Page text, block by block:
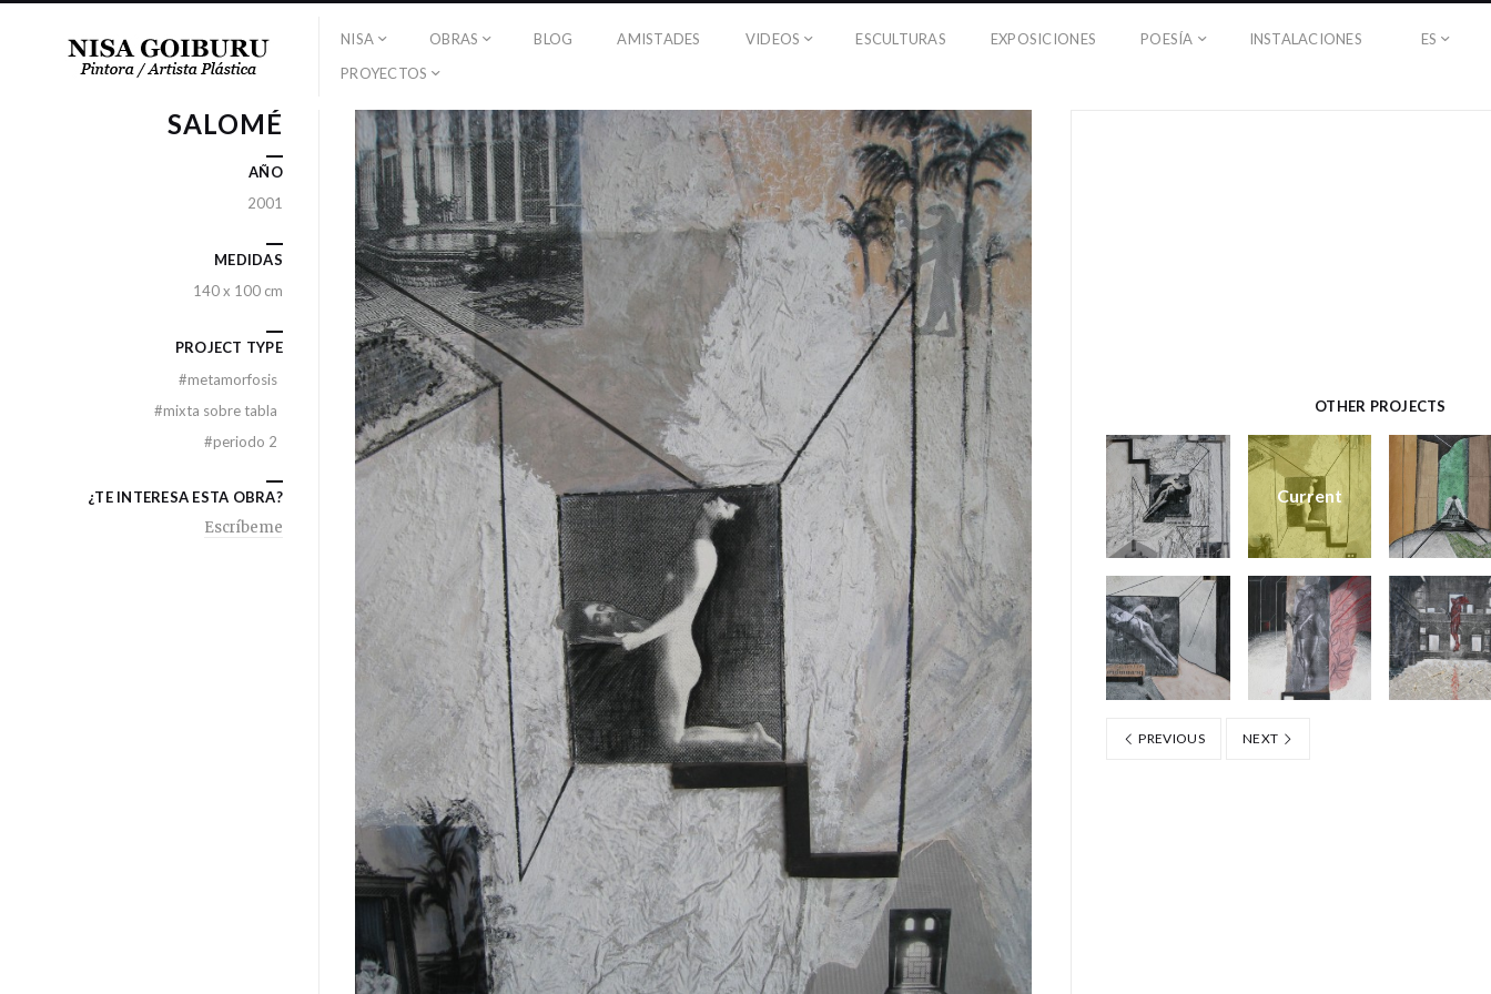
NISA OBRAS BLOG AMISTADES VIDEOS ESCULTURAS EXPOSICIONES POESÍA
INSTALACIONES
PROYECTOS
ES
OTHER PROJECTS
Current
PREVIOUS NEXT
SALOMÉ
AÑO
2001
MEDIDAS
140 x 100 cm
PROJECT TYPE
#metamorfosis
#mixta sobre tabla
#periodo 2
¿TE INTERESA ESTA OBRA?
Escríbeme